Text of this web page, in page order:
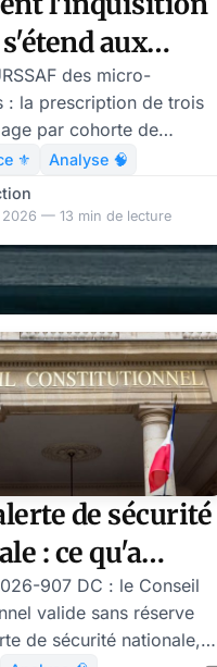
aux
des micro-
: la prescription de trois
par cohorte de
et le précompte
1er janvier 2027.
⚜️
Analyse 🧠
— 13 min de lecture
de sécurité
: ce qu'a
validé le
constitutionnel
907 DC : le Conseil
valide sans réserve
de sécurité nationale,